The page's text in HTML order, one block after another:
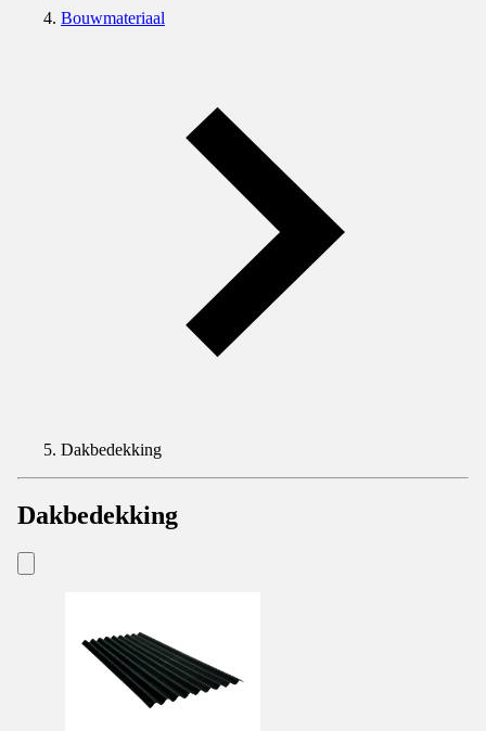
Bouwmateriaal
Dakbedekking
Dakbedekking